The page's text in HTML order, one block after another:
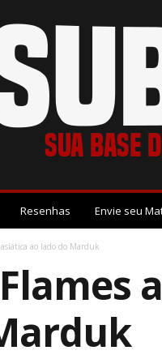
Resenhas Envie seu
ao lado do Marduk